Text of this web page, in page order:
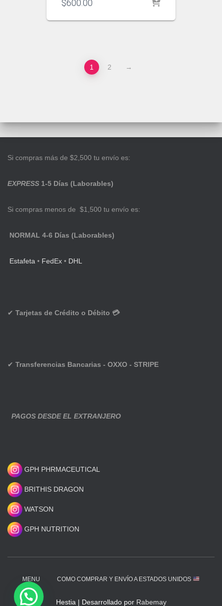
$600.00
1 2 →
Si compras más de $2,500 tu envío es:
EXPRESS 1-5 Días (Laborables)
Si compras menos de $1,500 tu envío es:
NORMAL 4-6 Días (Laborables)
Estafeta • FedEx • DHL
✔ Tarjetas de Crédito o Débito 💳
✔ Transferencias Bancarias - OXXO - STRIPE
PAGOS DESDE EL EXTRANJERO
GPH PHRMACEUTICAL
BRITHIS DRAGON
WATSON
GPH NUTRITION
MENU COMO COMPRAR Y ENVÍO A ESTADOS UNIDOS
Hestia | Desarrollado por Rabemay